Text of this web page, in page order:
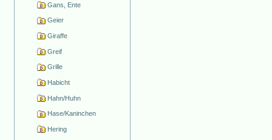
Gans, Ente
Geier
Giraffe
Greif
Grille
Habicht
Hahn/Huhn
Hase/Kaninchen
Hering